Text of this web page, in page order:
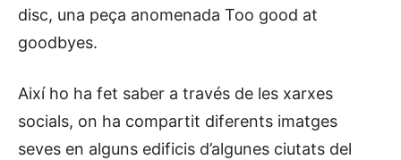
disc, una peça anomenada Too good at
goodbyes.
Així ho ha fet saber a través de les xarxes
socials, on ha compartit diferents imatges
seves en alguns edificis d’algunes ciutats del